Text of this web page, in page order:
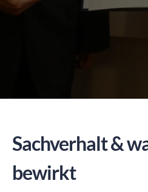
Sachverhalt &
bewirkt